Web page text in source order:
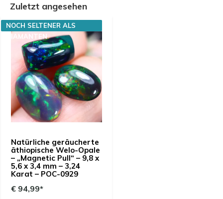
Zuletzt angesehen
Natürliche geräucherte
äthiopische Welo-Opale
– „Magnetic Pull“ – 9,8 x
5,6 x 3,4 mm – 3,24
Karat – POC-0929
NOCH SELTENER ALS
DIAMANTEN
€ 94,99*